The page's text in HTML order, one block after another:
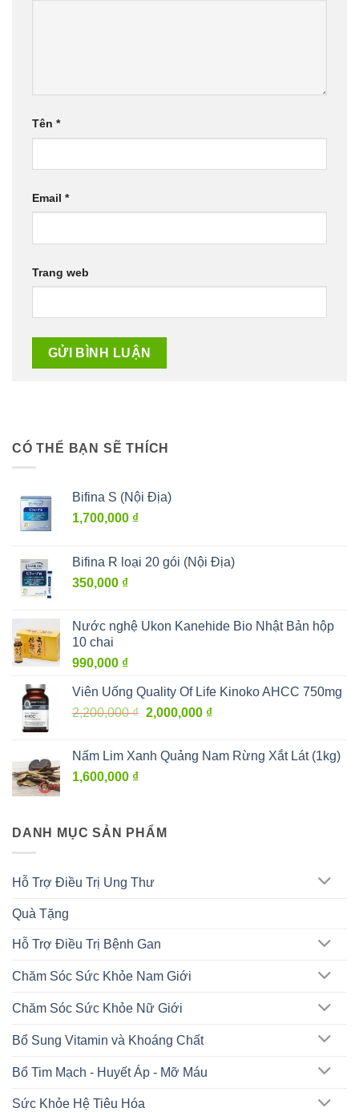
Tên *
Email *
Trang web
CÓ THỂ BẠN SẼ THÍCH
Bifina S (Nội Địa)
1,700,000 ₫
Bifina R loại 20 gói (Nội Địa)
350,000 ₫
Nước nghệ Ukon Kanehide Bio Nhật Bản hộp
10 chai
990,000 ₫
Viên Uống Quality Of Life Kinoko AHCC 750mg
2,200,000₫ Giá
2,200,000 ₫.
2,000,000 ₫Giá
là:
Nấm Lim Xanh Quảng Nam Rừng Xắt Lát (1kg)
1,600,000 ₫
DANH MỤC SẢN PHẨM
Hỗ Trợ Điều Trị Ung Thư
Quà Tặng
Hỗ Trợ Điều Trị Bệnh Gan
Chăm Sóc Sức Khỏe Nam Giới
Chăm Sóc Sức Khỏe Nữ Giới
Bổ Sung Vitamin và Khoáng Chất
Bổ Tim Mạch - Huyết Áp - Mỡ Máu
Sức Khỏe Hệ Tiêu Hóa